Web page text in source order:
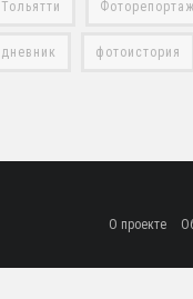
Тольятти Фоторепортаж
дневник фотоистория
О проекте